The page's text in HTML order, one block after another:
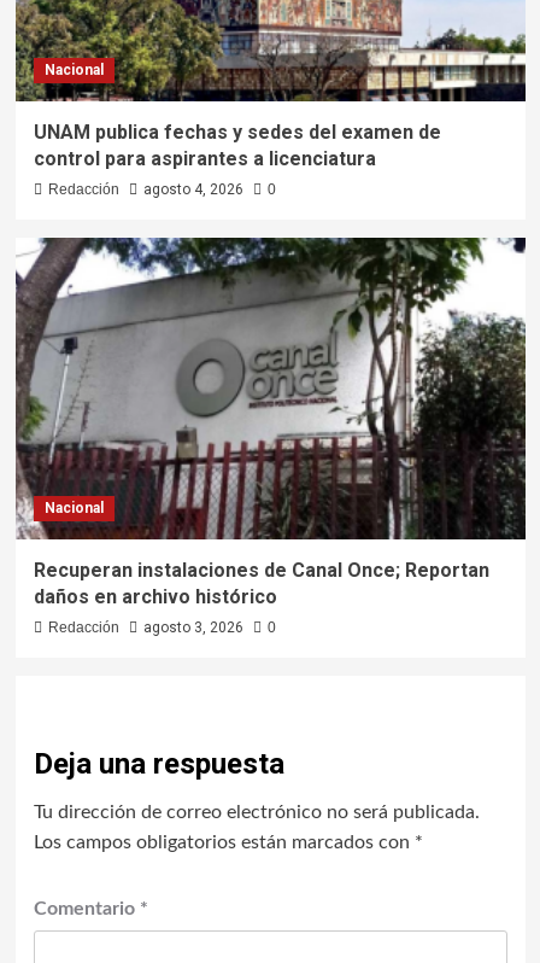
Nacional
UNAM publica fechas y sedes del examen de
control para aspirantes a licenciatura
Redacción agosto 4, 2026 0
Nacional
Recuperan instalaciones de Canal Once; Reportan
daños en archivo histórico
Redacción agosto 3, 2026 0
Deja una respuesta
Tu dirección de correo electrónico no será publicada.
Los campos obligatorios están marcados con *
Comentario *